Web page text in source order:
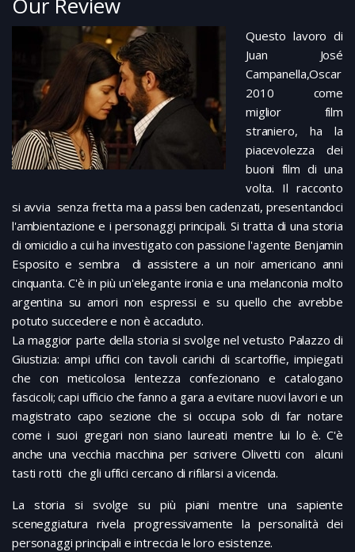
Questo lavoro di
Juan José
Campanella,Oscar
2010 come
miglior film
straniero, ha la
piacevolezza dei
buoni film di una
volta. Il racconto
si avvia senza fretta ma a passi ben cadenzati, presentandoci
l'ambientazione e i personaggi principali. Si tratta di una storia
di omicidio a cui ha investigato con passione l'agente Benjamin
Esposito e sembra di assistere a un noir americano anni
cinquanta. C'è in più un'elegante ironia e una melanconia molto
argentina su amori non espressi e su quello che avrebbe
potuto succedere e non è accaduto.
La maggior parte della storia si svolge nel vetusto Palazzo di
Giustizia: ampi uffici con tavoli carichi di scartoffie, impiegati
che con meticolosa lentezza confezionano e catalogano
fascicoli; capi ufficio che fanno a gara a evitare nuovi lavori e un
magistrato capo sezione che si occupa solo di far notare
come i suoi gregari non siano laureati mentre lui lo è. C'è
anche una vecchia macchina per scrivere Olivetti con alcuni
tasti rotti che gli uffici cercano di rifilarsi a vicenda.
La storia si svolge su più piani mentre una sapiente
sceneggiatura rivela progressivamente la personalità dei
personaggi principali e intreccia le loro esistenze.